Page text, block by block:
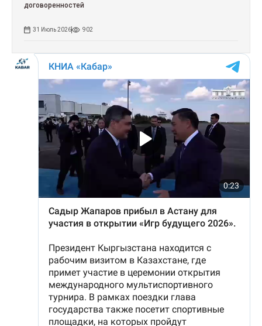
договоренностей
31 Июль 2026 902